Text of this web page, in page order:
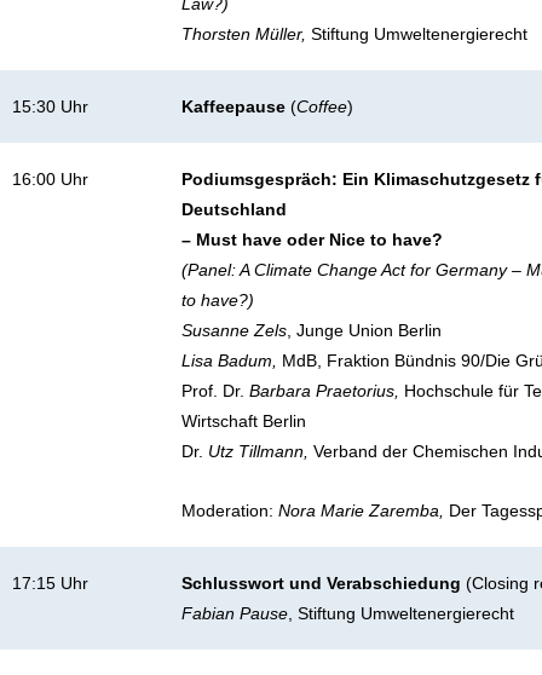
Thorsten Müller, Stiftung Umweltenergierecht
15:30 Uhr Kaffeepause (Coffee)
16:00 Uhr
Podiumsgespräch: Ein Klimaschutzgesetz
Deutschland
– Must have oder Nice to have?
(Panel: A Climate Change Act for Germany –
to have?)
Susanne Zels , Junge Union Berlin
Lisa Badum, MdB, Fraktion Bündnis 90/Die
Prof. Dr. Barbara Praetorius, Hochschule für
Wirtschaft Berlin
Dr. Utz Tillmann Verband der Chemischen
Moderation: Nora Marie Zaremba, Der
17:15 Uhr Schlusswort und Verabschiedung (Closing
Fabian Pause , Stiftung Umweltenergierecht